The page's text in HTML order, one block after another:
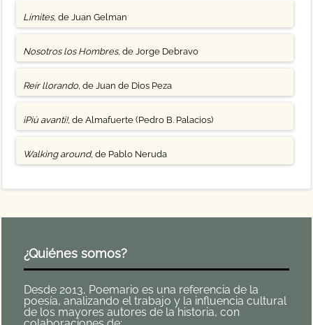
Límites, de Juan Gelman
Nosotros los Hombres, de Jorge Debravo
Reír llorando, de Juan de Dios Peza
¡Più avanti!, de Almafuerte (Pedro B. Palacios)
Walking around, de Pablo Neruda
¿Quiénes somos?
Desde 2013, Poemario es una referencia de la
poesía, analizando el trabajo y la influencia cultural
de los mayores autores de la historia, con